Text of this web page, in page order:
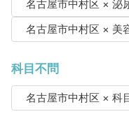
名古屋市中村区 × 泌
名古屋市中村区 × 美
科目不問
名古屋市中村区 × 科